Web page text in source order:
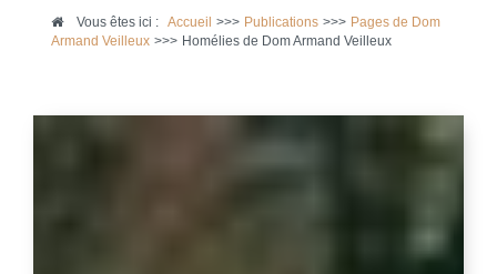
Vous êtes ici :Accueil >>> Publications >>> Pages de Dom
Armand Veilleux >>> Homélies de Dom Armand Veilleux